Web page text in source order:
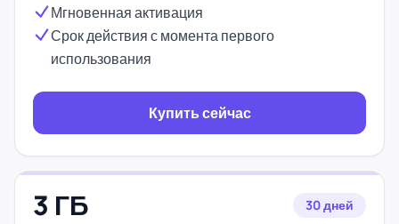
Мгновенная активация
Срок действия с момента первого
использования
Купить сейчас
3 ГБ 30 дней